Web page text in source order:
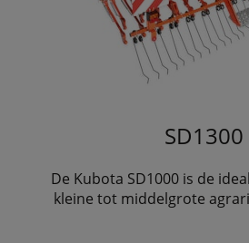
SD1300
De Kubota SD1000 is de
kleine tot middelgrote